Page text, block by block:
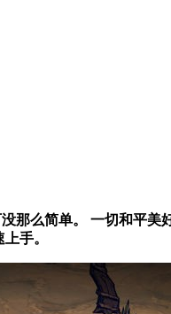
那么简单。 一切和平
手。